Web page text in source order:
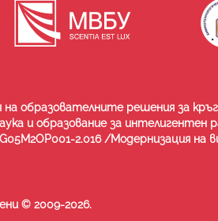
образователните решения за
и образование за интелигентен
2.016 /Модернизация
© 2009-2026.